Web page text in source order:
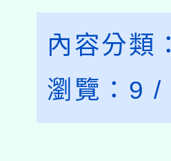
內容分類：
瀏覽： 9 /